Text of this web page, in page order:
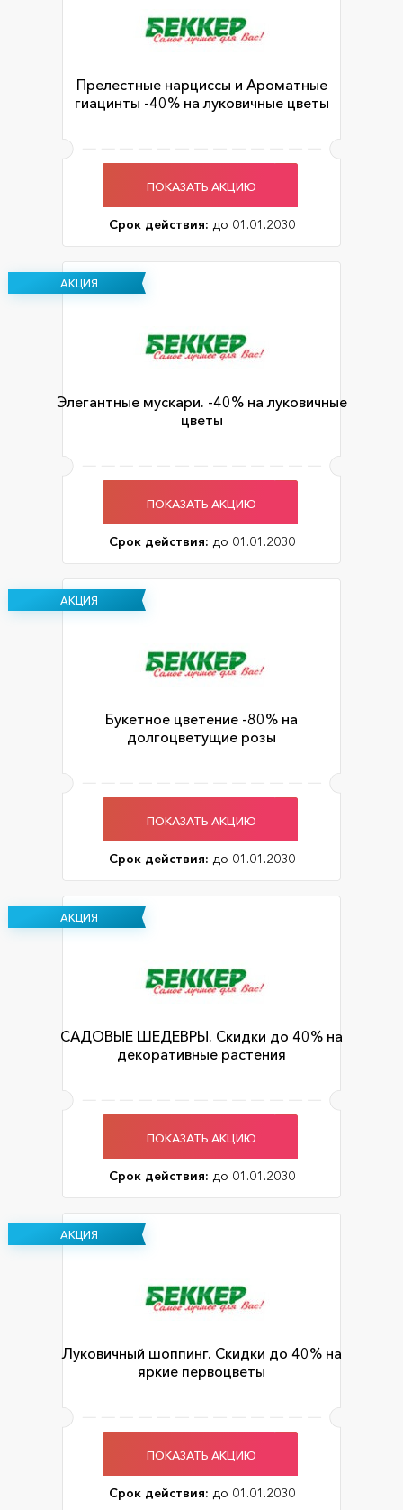
Прелестные нарциссы и Ароматные
гиацинты -40% на луковичные цветы
ПОКАЗАТЬ АКЦИЮ
Срок действия: до 01.01.2030
АКЦИЯ
Элегантные мускари. -40% на луковичные
цветы
ПОКАЗАТЬ АКЦИЮ
Срок действия: до 01.01.2030
АКЦИЯ
Букетное цветение -80% на
долгоцветущие розы
ПОКАЗАТЬ АКЦИЮ
Срок действия: до 01.01.2030
АКЦИЯ
САДОВЫЕ ШЕДЕВРЫ. Скидки до 40% на
декоративные растения
ПОКАЗАТЬ АКЦИЮ
Срок действия: до 01.01.2030
АКЦИЯ
Луковичный шоппинг. Скидки до 40% на
яркие первоцветы
ПОКАЗАТЬ АКЦИЮ
Срок действия: до 01.01.2030